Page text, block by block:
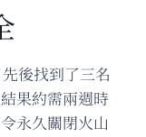
後找到了三名
果約需兩週時
永久關閉火山